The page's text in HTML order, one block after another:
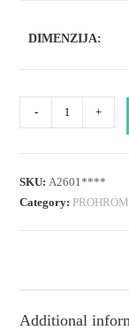
DIMENZIJA:
inox
601
- +
SKU:A2601****
Category:
Additional